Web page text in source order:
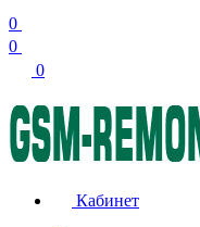
0
0
0
Кабинет